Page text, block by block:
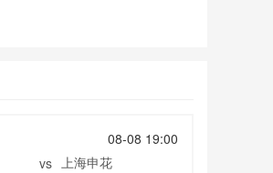
08-08 19:00
vs 上海申花